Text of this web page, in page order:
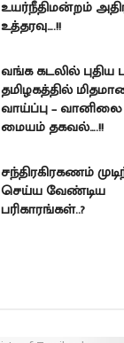
உயர்நீதிமன்றம்
உத்தரவு….!!
வங்க கடலில் புதிய
தமிழகத்தில்
வாய்ப்பு –
மையம் தகவல்….!!
சந்திரகிரகணம்
செய்ய வேண்டிய
பரிகாரங்கள்..?